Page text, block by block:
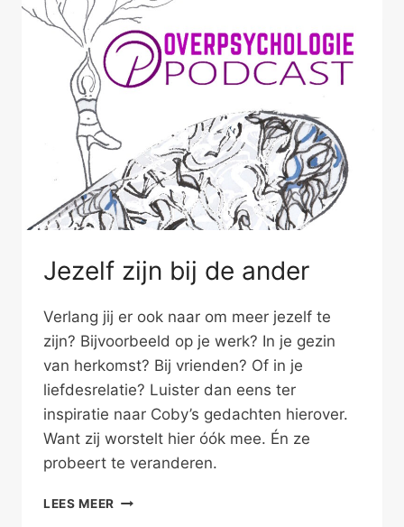
Jezelf zijn bij de ander
Verlang jij er ook naar om meer jezelf te
zijn? Bijvoorbeeld op je werk? In je gezin
van herkomst? Bij vrienden? Of in je
liefdesrelatie? Luister dan eens ter
inspiratie naar Coby’s gedachten hierover.
Want zij worstelt hier óók mee. Én ze
probeert te veranderen.
LEES MEER JEZELF